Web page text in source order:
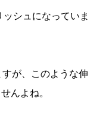
シュになっていま
が、このような伸
んよね。